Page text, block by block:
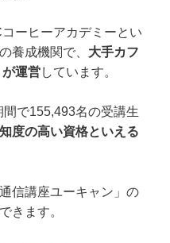
ーヒーアカデミーとい
養成機関で、 大手カフ
運営しています。
で155,493名の受講生
度の高い資格といえる
信講座ユーキャン」の
きます。